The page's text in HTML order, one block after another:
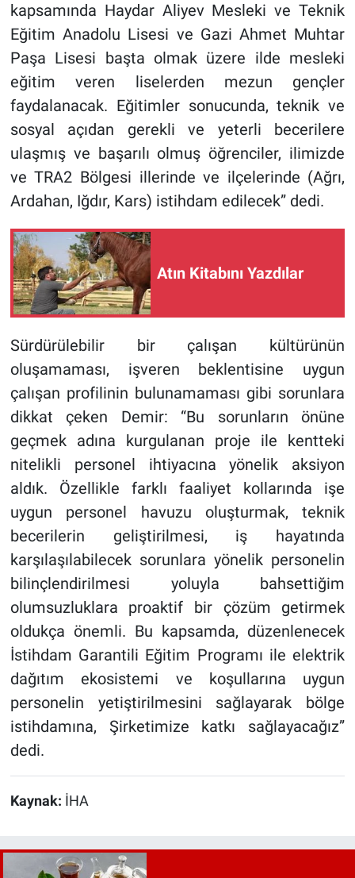
kapsamında Haydar Aliyev Mesleki ve Teknik
Eğitim Anadolu Lisesi ve Gazi Ahmet Muhtar
Paşa Lisesi başta olmak üzere ilde mesleki
eğitim veren liselerden mezun gençler
faydalanacak. Eğitimler sonucunda, teknik ve
sosyal açıdan gerekli ve yeterli becerilere
ulaşmış ve başarılı olmuş öğrenciler, ilimizde
ve TRA2 Bölgesi illerinde ve ilçelerinde (Ağrı,
Ardahan, Iğdır, Kars) istihdam edilecek” dedi.
Atın Kitabını Yazdılar
Sürdürülebilir bir çalışan kültürünün
oluşamaması, işveren beklentisine uygun
çalışan profilinin bulunamaması gibi sorunlara
dikkat çeken Demir: “Bu sorunların önüne
geçmek adına kurgulanan proje ile kentteki
nitelikli personel ihtiyacına yönelik aksiyon
aldık. Özellikle farklı faaliyet kollarında işe
uygun personel havuzu oluşturmak, teknik
becerilerin geliştirilmesi, iş hayatında
karşılaşılabilecek sorunlara yönelik personelin
bilinçlendirilmesi yoluyla bahsettiğim
olumsuzluklara proaktif bir çözüm getirmek
oldukça önemli. Bu kapsamda, düzenlenecek
İstihdam Garantili Eğitim Programı ile elektrik
dağıtım ekosistemi ve koşullarına uygun
personelin yetiştirilmesini sağlayarak bölge
istihdamına, Şirketimize katkı sağlayacağız”
dedi.
Kaynak: İHA